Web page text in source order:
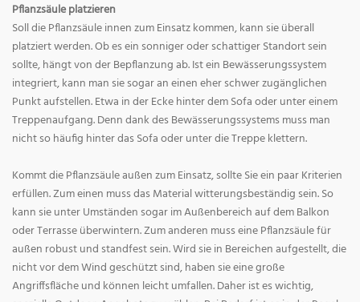
Pflanzsäule platzieren
Soll die Pflanzsäule innen zum Einsatz kommen, kann sie überall
platziert werden. Ob es ein sonniger oder schattiger Standort sein
sollte, hängt von der Bepflanzung ab. Ist ein Bewässerungssystem
integriert, kann man sie sogar an einen eher schwer zugänglichen
Punkt aufstellen. Etwa in der Ecke hinter dem Sofa oder unter einem
Treppenaufgang. Denn dank des Bewässerungssystems muss man
nicht so häufig hinter das Sofa oder unter die Treppe klettern.
Kommt die Pflanzsäule außen zum Einsatz, sollte Sie ein paar Kriterien
erfüllen. Zum einen muss das Material witterungsbeständig sein. So
kann sie unter Umständen sogar im Außenbereich auf dem Balkon
oder Terrasse überwintern. Zum anderen muss eine Pflanzsäule für
außen robust und standfest sein. Wird sie in Bereichen aufgestellt, die
nicht vor dem Wind geschützt sind, haben sie eine große
Angriffsfläche und können leicht umfallen. Daher ist es wichtig,